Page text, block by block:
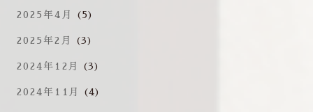
2025年4月 (5)
2025年2月 (3)
2024年12月 (3)
2024年11月 (4)